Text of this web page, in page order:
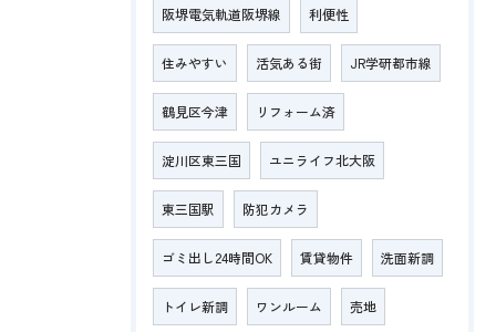
阪堺電気軌道阪堺線 利便性
住みやすい 活気ある街 JR学研都市線
鶴見区今津 リフォーム済
淀川区東三国 ユニライフ北大阪
東三国駅 防犯カメラ
ゴミ出し24時間OK 賃貸物件 洗面新調
トイレ新調 ワンルーム 売地